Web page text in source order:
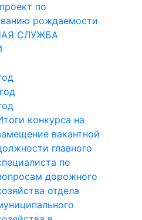
по
рождаемости
СЛУЖБА
конкурса на
вакантной
главного
по
дорожного
отдела